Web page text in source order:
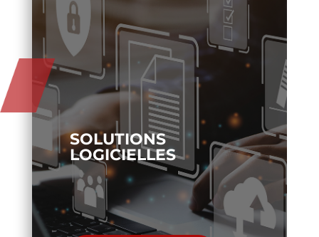
SOLUTIONS
LOGICIELLES